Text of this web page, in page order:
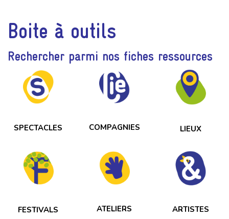
Boite à outils
Rechercher parmi nos fiches ressources
SPECTACLES COMPAGNIES LIEUX
FESTIVALS ATELIERS ARTISTES